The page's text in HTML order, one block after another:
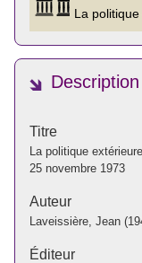
Description
Titre
La politique
25 novembre 1973
Auteur
Laveissière, Jean
Éditeur